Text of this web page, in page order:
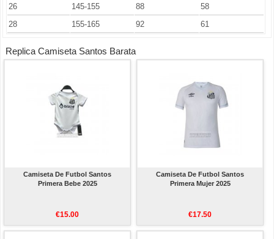
26
145-155 88
58
28
155-165 92 61
Replica Camiseta Santos Barata
Camiseta De Futbol Santos
Primera Bebe 2025
€15.00
Camiseta De Futbol Santos
Primera Mujer 2025
€17.50